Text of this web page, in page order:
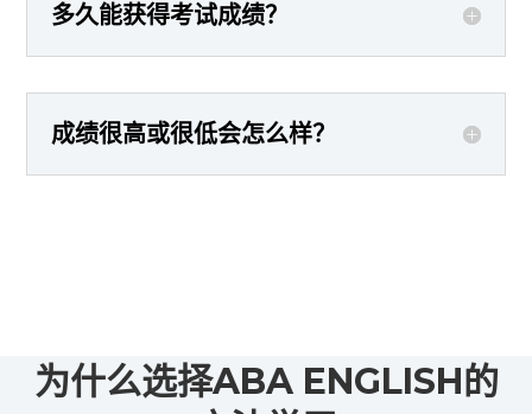
多久能获得考试成绩？
成绩很高或很低会怎么样？
为什么选择ABA ENGLISH的